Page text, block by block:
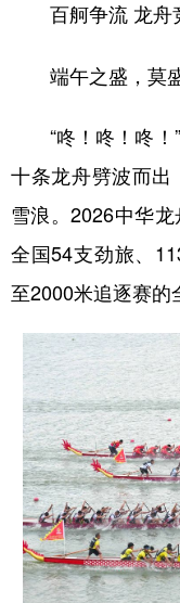
百舸争流 龙舟
端午之盛，莫盛
“咚！咚！咚！”
十条龙舟劈波而
雪浪。2026中华
全国54支劲旅、
至2000米追逐赛的